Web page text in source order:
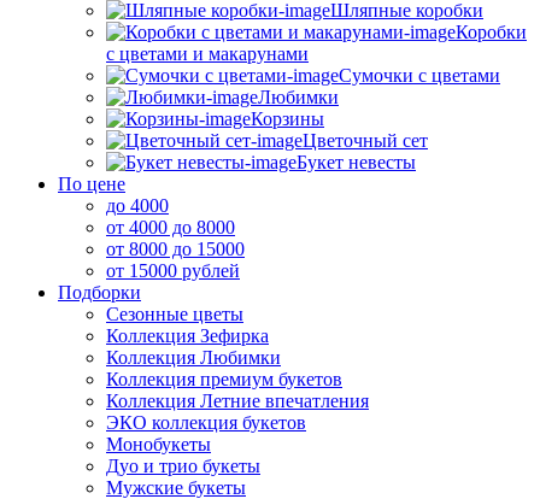
Шляпные коробки
Коробки
с цветами и макарунами
Сумочки с цветами
Любимки
Корзины
Цветочный сет
Букет невесты
По цене
до 4000
от 4000 до 8000
от 8000 до 15000
от 15000 рублей
Подборки
Сезонные цветы
Коллекция Зефирка
Коллекция Любимки
Коллекция премиум букетов
Коллекция Летние впечатления
ЭКО коллекция букетов
Монобукеты
Дуо и трио букеты
Мужские букеты